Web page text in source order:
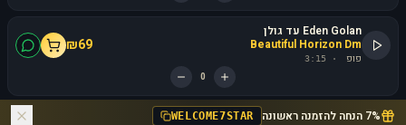
Eden Golan עד גולן
Beautiful Horizon Dm
פופ ·
3:15
₪69
0
7% הנחה להזמנה ראשונה WELCOME7STAR